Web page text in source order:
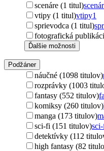
scenáre (1 titul)
vtipy (1 titul)vtipy1
sprievodca (1 titul)
fotografická
Ďalšie možnosti
Podžáner
náučné (1098 titulov)
rozprávky (1003
fantasy (552 titulov)
komiksy (260 titulov)
manga (173 titulov)
sci-fi (151 titulov)
detektívky (112
high fantasy (82